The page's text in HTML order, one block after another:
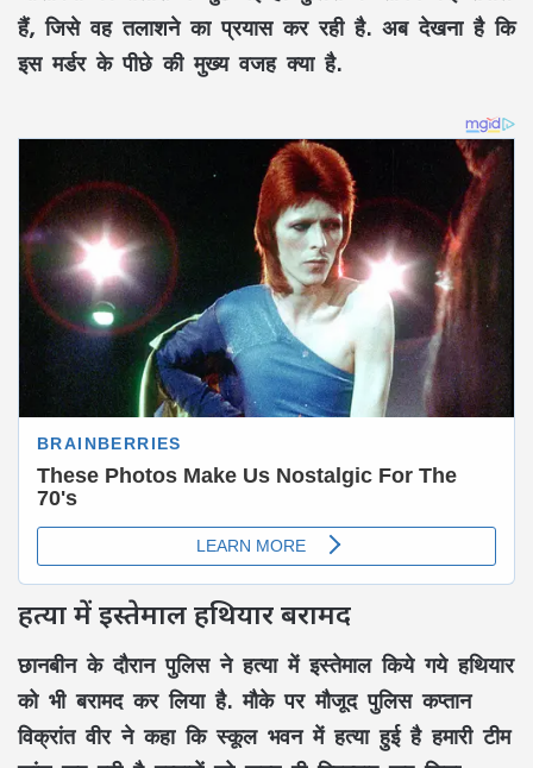
हैं, जिसे वह तलाशने का प्रयास कर रही है. अब देखना है कि
इस मर्डर के पीछे की मुख्य वजह क्या है.
हत्या में इस्तेमाल हथियार बरामद
छानबीन के दौरान पुलिस ने हत्या में इस्तेमाल किये गये हथियार
को भी बरामद कर लिया है. मौके पर मौजूद पुलिस कप्तान
विक्रांत वीर ने कहा कि स्कूल भवन में हत्या हुई है हमारी टीम